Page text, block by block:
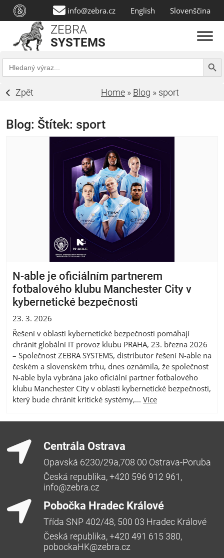
info@zebra.cz English Slovenščina
ZEBRA
SYSTEMS
Search
for:
Search
Zpět Home » Blog » sport
Blog: Štítek: sport
N‑able je oficiálním partnerem
fotbalového klubu Manchester City v
kybernetické bezpečnosti
23. 3. 2026
Řešení v oblasti kybernetické bezpečnosti pomáhají
chránit globální IT provoz klubu PRAHA, 23. března 2026
– Společnost ZEBRA SYSTEMS, distributor řešení N-able na
českém a slovenském trhu, dnes oznámila, že společnost
N-able byla vybrána jako oficiální partner fotbalového
klubu Manchester City v oblasti kybernetické bezpečnosti,
který bude chránit kritické systémy,... Více
Centrála Ostrava
Opavská 6230/29a,708 00 Ostrava-Poruba
Česká republika, +420 596 912 961,
info@zebra.cz
Pobočka Hradec Králové
Třída SNP 402/48, 500 03 Hradec Králové
Česká republika, +420 491 615 380,
pobockaHK@zebra.cz